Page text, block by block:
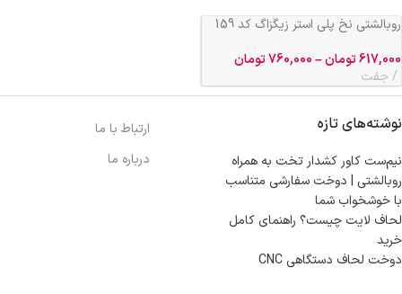
روبالشتی نخ پلی استر زیگزاگ کد 159
617,000تومان–
760,000تومان
جفت
نوشته‌های تازه
نیم‌ست کاور کشدار تخت به همراه
روبالشتی | دوخت سفارشی متناسب
با خوشخواب شما
لحاف لایت چیست؟ راهنمای کامل
خرید
دوخت لحاف دستگاهی CNC
ارتباط با ما
درباره ما